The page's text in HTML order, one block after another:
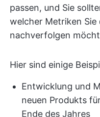
passen, und Sie
welcher Metriken
nachverfolgen
Hier sind einige
Entwicklung und
neuen Produkts
Ende des Jahres